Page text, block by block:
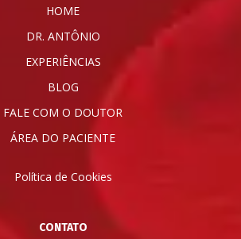
HOME
DR. ANTÔNIO
EXPERIÊNCIAS
BLOG
FALE COM O DOUTOR
ÁREA DO PACIENTE
Política de Cookies
CONTATO